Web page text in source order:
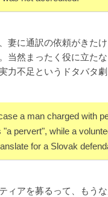
妻に通訳の依頼がきた
当然まったく役に立た
力不足というドタバタ劇
a man charged with
"a pervert", while a
for a Slovak
ィアを募るって、もう